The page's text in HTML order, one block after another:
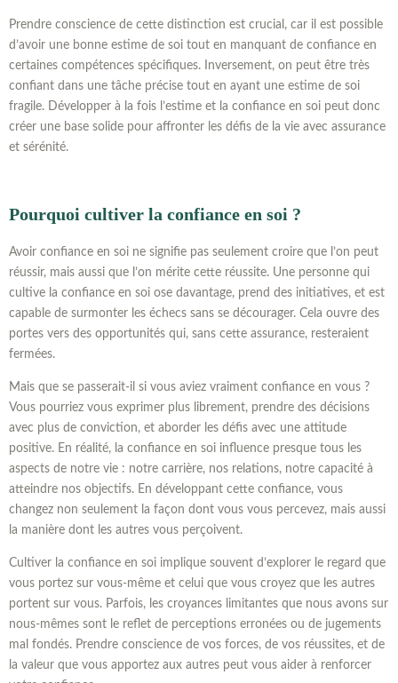
Prendre conscience de cette distinction est crucial, car il est possible
d’avoir une bonne estime de soi tout en manquant de confiance en
certaines compétences spécifiques. Inversement, on peut être très
confiant dans une tâche précise tout en ayant une estime de soi
fragile. Développer à la fois l’estime et la confiance en soi peut donc
créer une base solide pour affronter les défis de la vie avec assurance
et sérénité.
Pourquoi cultiver la confiance en soi ?
Avoir confiance en soi ne signifie pas seulement croire que l’on peut
réussir, mais aussi que l’on mérite cette réussite. Une personne qui
cultive la confiance en soi ose davantage, prend des initiatives, et est
capable de surmonter les échecs sans se décourager. Cela ouvre des
portes vers des opportunités qui, sans cette assurance, resteraient
fermées.
Mais que se passerait-il si vous aviez vraiment confiance en vous ?
Vous pourriez vous exprimer plus librement, prendre des décisions
avec plus de conviction, et aborder les défis avec une attitude
positive. En réalité, la confiance en soi influence presque tous les
aspects de notre vie : notre carrière, nos relations, notre capacité à
atteindre nos objectifs. En développant cette confiance, vous
changez non seulement la façon dont vous vous percevez, mais aussi
la manière dont les autres vous perçoivent.
Cultiver la confiance en soi implique souvent d’explorer le regard que
vous portez sur vous-même et celui que vous croyez que les autres
portent sur vous. Parfois, les croyances limitantes que nous avons sur
nous-mêmes sont le reflet de perceptions erronées ou de jugements
mal fondés. Prendre conscience de vos forces, de vos réussites, et de
la valeur que vous apportez aux autres peut vous aider à renforcer